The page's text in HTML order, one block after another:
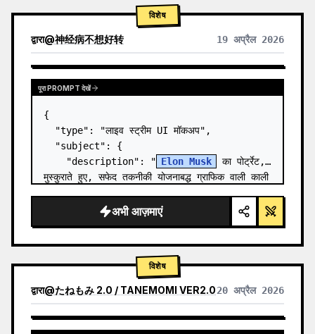
विशेष
द्वारा@神经病不想好转 19 अप्रैल 2026
पूरा PROMPT देखें
{
  "type": "लाइव स्ट्रीम UI मॉकअप",
  "subject": {
    "description": "
Elon Musk
का पोर्ट्रेट,
मुस्कुराते हुए, सफेद तकनीकी योजनाबद्ध ग्राफिक वाली काली
    "background": "बाईं ओर '{argument
name=\"le…
अभी आज़माएं
विशेष
द्वारा@たねもみ 2.0 / TANEMOMI VER2.020 अप्रैल 2026